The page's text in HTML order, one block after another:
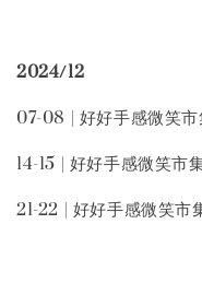
2024/12
07-08 | 好好手感微笑
14-15 | 好好手感微笑市
21-22 | 好好手感微笑市